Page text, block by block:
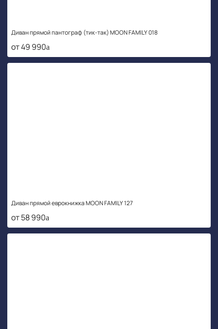
Диван прямой пантограф (тик-так) MOON FAMILY 018
от 49 990
Диван прямой еврокнижка MOON FAMILY 127
от 58 990